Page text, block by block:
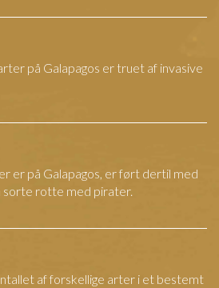
på Galapagos er truet af invasive
er på Galapagos, er ført dertil med
sorte rotte med pirater.
af forskellige arter i et bestemt